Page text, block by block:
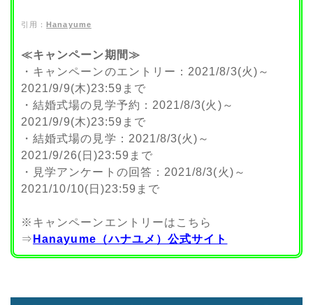
引用：Hanayume
≪キャンペーン期間≫
・キャンペーンのエントリー：2021/8/3(火)～
2021/9/9(木)23:59まで
・結婚式場の見学予約：2021/8/3(火)～
2021/9/9(木)23:59まで
・結婚式場の見学：2021/8/3(火)～
2021/9/26(日)23:59まで
・見学アンケートの回答：2021/8/3(火)～
2021/10/10(日)23:59まで
※キャンペーンエントリーはこちら
⇒ Hanayume（ハナユメ）公式サイト